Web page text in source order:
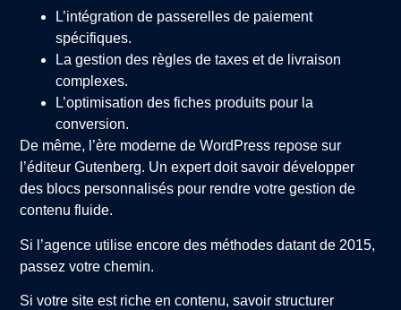
L’intégration de passerelles de paiement
spécifiques.
La gestion des règles de taxes et de livraison
complexes.
L’optimisation des fiches produits pour la
conversion.
De même, l’ère moderne de WordPress repose sur
l’éditeur Gutenberg. Un expert doit savoir développer
des blocs personnalisés pour rendre votre gestion de
contenu fluide.
Si l’agence utilise encore des méthodes datant de 2015,
passez votre chemin.
Si votre site est riche en contenu, savoir structurer